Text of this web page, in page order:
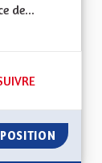
de...
ABONNÉS